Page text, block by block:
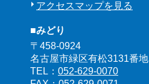
アクセスマップを見る
■みどり
〒458-0924
名古屋市緑区有松3131番地
TEL： 052-629-0070